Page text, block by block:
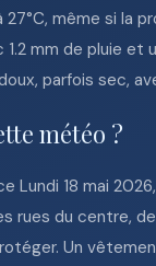
27°C, même si la
mm de pluie et
parfois sec,
météo ?
Lundi 18 mai
rues du centre,
Un